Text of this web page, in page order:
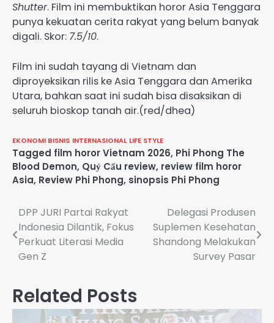
Shutter. Film ini membuktikan horor Asia Tenggara
punya kekuatan cerita rakyat yang belum banyak
digali. Skor: 7.5/10.
Film ini sudah tayang di Vietnam dan
diproyeksikan rilis ke Asia Tenggara dan Amerika
Utara, bahkan saat ini sudah bisa disaksikan di
seluruh bioskop tanah air.(red/dhea)
EKONOMI BISNIS INTERNASIONAL LIFE STYLE
Tagged film horor Vietnam 2026, Phi Phong The
Blood Demon, Quỷ Cẩu review, review film horor
Asia, Review Phi Phong, sinopsis Phi Phong
Navigasi
pos
DPP JURI Partai Rakyat
Indonesia Dilantik, Fokus
Perkuat Literasi Media
Gen Z
Delegasi Produsen
Suplemen Kesehatan
Shandong Melakukan
Survey Pasar
Related Posts